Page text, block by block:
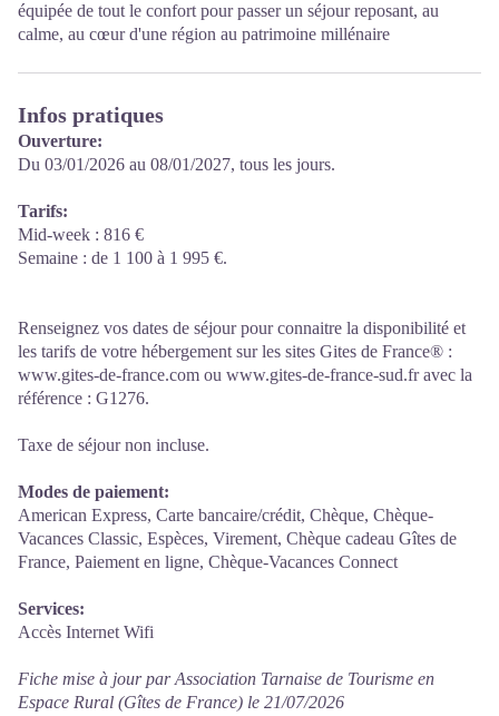
équipée de tout le confort pour passer un séjour reposant, au
calme, au cœur d'une région au patrimoine millénaire
Infos pratiques
Ouverture:
Du 03/01/2026 au 08/01/2027, tous les jours.
Tarifs:
Mid-week : 816 €
Semaine : de 1 100 à 1 995 €.
Renseignez vos dates de séjour pour connaitre la disponibilité et
les tarifs de votre hébergement sur les sites Gites de France® :
www.gites-de-france.com ou www.gites-de-france-sud.fr avec la
référence : G1276.
Taxe de séjour non incluse.
Modes de paiement:
American Express, Carte bancaire/crédit, Chèque, Chèque-
Vacances Classic, Espèces, Virement, Chèque cadeau Gîtes de
France, Paiement en ligne, Chèque-Vacances Connect
Services:
Accès Internet Wifi
Fiche mise à jour par Association Tarnaise de Tourisme en
Espace Rural (Gîtes de France) le 21/07/2026